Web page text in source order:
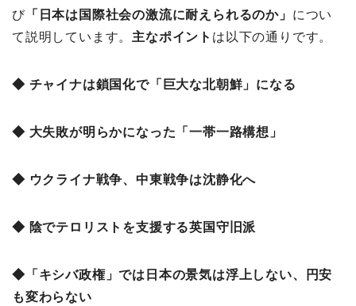
び「日本は国際社会の激流に耐えられるのか 」 につい
て説明しています。 主なポイント は以下の通りです。
◆ チャイナは鎖国化で「巨大な北朝鮮」になる
◆ 大失敗が明らかになった「一帯一路構想」
◆ ウクライナ戦争、中東戦争は沈静化へ
◆ 陰でテロリストを支援する英国守旧派
◆「キシバ政権」では日本の景気は浮上しない、円安
も変わらない